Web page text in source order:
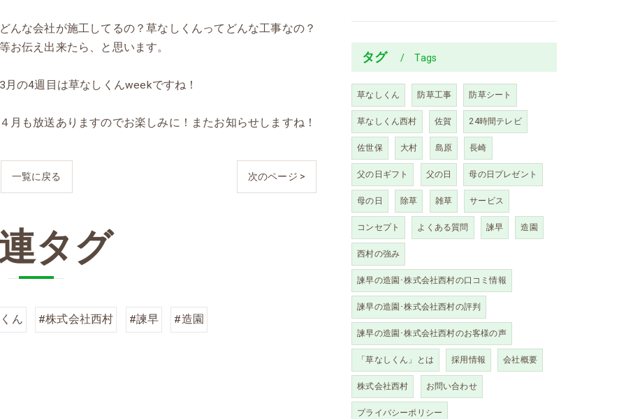
どんな会社が施工してるの？草なしくんってどんな工事なの？
等お伝え出来たら、と思います。
3月の4週目は草なしくんweekですね！
４月も放送ありますのでお楽しみに！またお知らせしますね！
一覧に戻る 次のページ >
タグ
ん #株式会社西村 #諫早 #造園
タグ Tags
草なしくん 防草工事 防草シート
草なしくん西村 佐賀 24時間テレビ
佐世保 大村 島原 長崎
父の日ギフト 父の日 母の日プレゼント
母の日 除草 雑草 サービス
コンセプト よくある質問 諫早 造園
西村の強み
諫早の造園･株式会社西村の口コミ情報
諫早の造園･株式会社西村の評判
諫早の造園･株式会社西村のお客様の声
「草なしくん」とは 採用情報 会社概要
株式会社西村 お問い合わせ
プライバシーポリシー